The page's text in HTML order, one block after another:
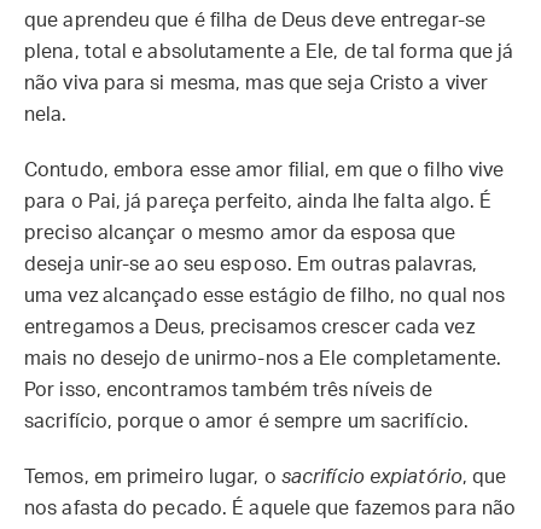
que aprendeu que é filha de Deus deve entregar-se
plena, total e absolutamente a Ele, de tal forma que já
não viva para si mesma, mas que seja Cristo a viver
nela.
Contudo, embora esse amor filial, em que o filho vive
para o Pai, já pareça perfeito, ainda lhe falta algo. É
preciso alcançar o mesmo amor da esposa que
deseja unir-se ao seu esposo. Em outras palavras,
uma vez alcançado esse estágio de filho, no qual nos
entregamos a Deus, precisamos crescer cada vez
mais no desejo de unirmo-nos a Ele completamente.
Por isso, encontramos também três níveis de
sacrifício, porque o amor é sempre um sacrifício.
Temos, em primeiro lugar, o sacrifício expiatório, que
nos afasta do pecado. É aquele que fazemos para não